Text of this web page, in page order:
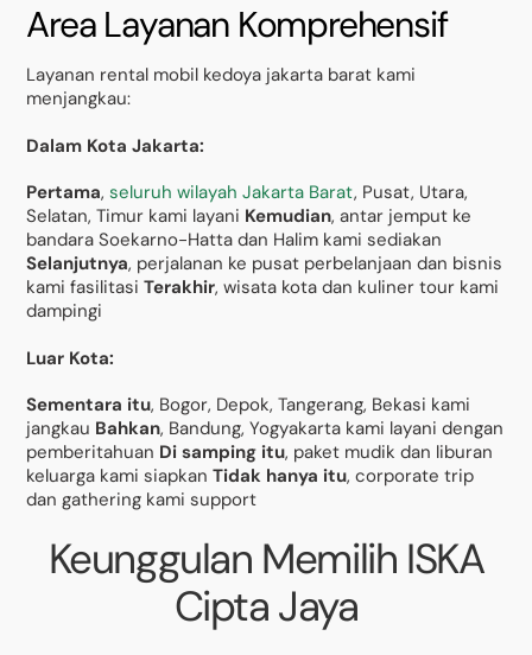
Area Layanan Komprehensif
Layanan rental mobil kedoya jakarta barat kami
menjangkau:
Dalam Kota Jakarta:
Pertama,seluruh wilayah Jakarta Barat, Pusat, Utara,
Selatan, Timur kami layani Kemudian, antar jemput ke
bandara Soekarno-Hatta dan Halim kami sediakan
Selanjutnya, perjalanan ke pusat perbelanjaan dan bisnis
kami fasilitasiTerakhir, wisata kota dan kuliner tour kami
dampingi
Luar Kota:
Sementara itu, Bogor, Depok, Tangerang, Bekasi kami
jangkau Bahkan, Bandung, Yogyakarta kami layani dengan
pemberitahuan Di samping itu, paket mudik dan liburan
keluarga kami siapkanTidak hanya itu, corporate trip
dan gathering kami support
Keunggulan Memilih ISKA
Cipta Jaya